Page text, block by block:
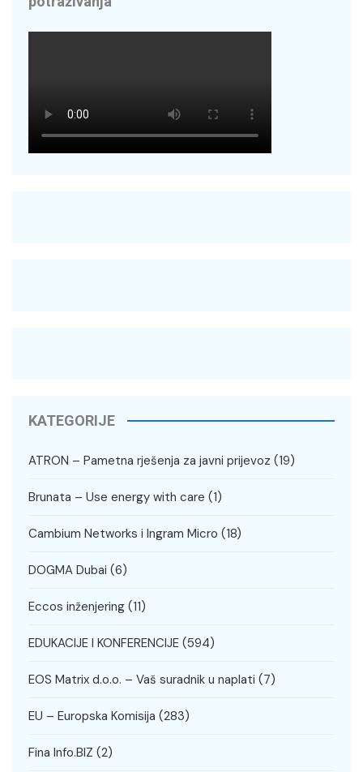
KATEGORIJE
ATRON – Pametna rješenja za javni prijevoz (19)
Brunata – Use energy with care (1)
Cambium Networks i Ingram Micro (18)
DOGMA Dubai (6)
Eccos inženjering (11)
EDUKACIJE I KONFERENCIJE (594)
EOS Matrix d.o.o. – Vaš suradnik u naplati (7)
EU – Europska Komisija (283)
Fina Info.BIZ (2)